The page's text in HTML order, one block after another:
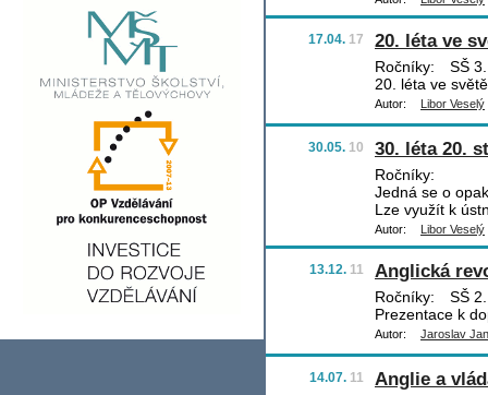
17.04. 17 20. léta ve
Ročníky:
SŠ
20. léta ve světě
Autor: Libor Veselý
30.05. 10 30. léta 20.
Ročníky:
Jedná se o
Lze využít k
Autor: Libor Veselý
13.12. 11 Anglická
Ročníky:
SŠ
Prezentace k
Autor: Jaroslav
14.07. 11 Anglie a